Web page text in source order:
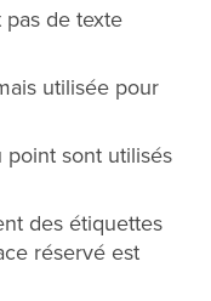
de texte
utilisée pour
point sont utilisés
des étiquettes
réservé est